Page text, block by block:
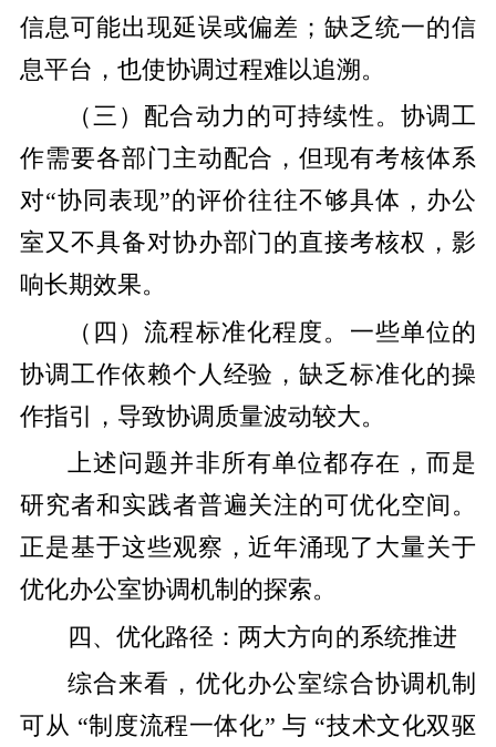
信息可能出现延误或偏差；缺乏统一的信
息平台，也使协调过程难以追溯。
（三）配合动力的可持续性。协调工
作需要各部门主动配合，但现有考核体系
对“协同表现”的评价往往不够具体，办公
室又不具备对协办部门的直接考核权，影
响长期效果。
（四）流程标准化程度。一些单位的
协调工作依赖个人经验，缺乏标准化的操
作指引，导致协调质量波动较大。
上述问题并非所有单位都存在，而是
研究者和实践者普遍关注的可优化空间。
正是基于这些观察，近年涌现了大量关于
优化办公室协调机制的探索。
四、优化路径：两大方向的系统推进
综合来看，优化办公室综合协调机制
可从 “制度流程一体化” 与 “技术文化双驱